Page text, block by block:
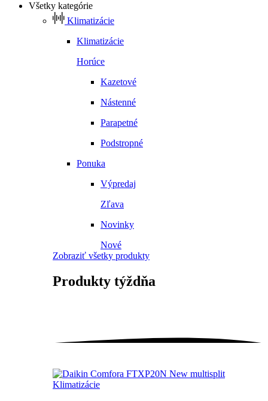
Všetky kategórie
Klimatizácie
Klimatizácie
Horúce
Kazetové
Nástenné
Parapetné
Podstropné
Ponuka
Výpredaj
Zľava
Novinky
Nové
Zobraziť všetky produkty
Produkty týždňa
Klimatizácie